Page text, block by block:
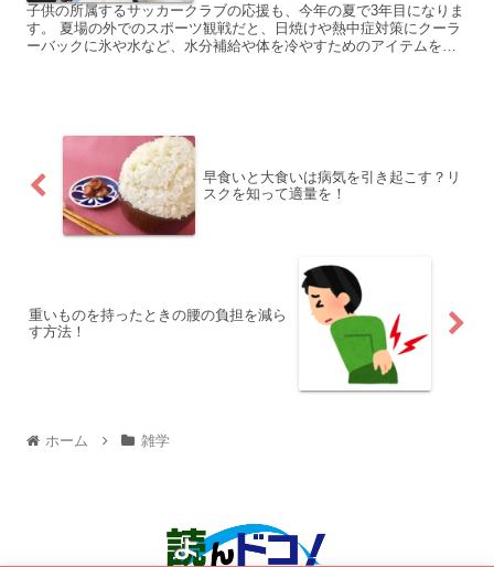
子供の所属するサッカークラブの応援も、今年の夏で3年目になりま
す。 夏場の外でのスポーツ観戦だと、日焼けや熱中症対策にクーラ
ーバックに氷や水など、水分補給や体を冷やすためのアイテムを入
早食いと大食いは病気を引き起こす？リ
スクを知って適量を！
重いものを持ったときの腰の負担を減ら
す方法！
ホーム 雑学